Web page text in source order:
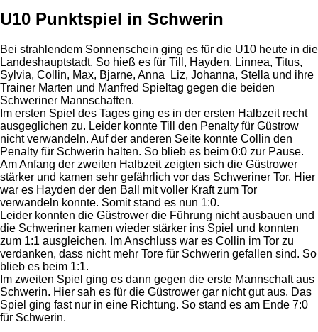
U10 Punktspiel in Schwerin
Bei strahlendem Sonnenschein ging es für die U10 heute in die
Landeshauptstadt. So hieß es für Till, Hayden, Linnea, Titus,
Sylvia, Collin, Max, Bjarne, Anna Liz, Johanna, Stella und ihre
Trainer Marten und Manfred Spieltag gegen die beiden
Schweriner Mannschaften.
Im ersten Spiel des Tages ging es in der ersten Halbzeit recht
ausgeglichen zu. Leider konnte Till den Penalty für Güstrow
nicht verwandeln. Auf der anderen Seite konnte Collin den
Penalty für Schwerin halten. So blieb es beim 0:0 zur Pause.
Am Anfang der zweiten Halbzeit zeigten sich die Güstrower
stärker und kamen sehr gefährlich vor das Schweriner Tor. Hier
war es Hayden der den Ball mit voller Kraft zum Tor
verwandeln konnte. Somit stand es nun 1:0.
Leider konnten die Güstrower die Führung nicht ausbauen und
die Schweriner kamen wieder stärker ins Spiel und konnten
zum 1:1 ausgleichen. Im Anschluss war es Collin im Tor zu
verdanken, dass nicht mehr Tore für Schwerin gefallen sind. So
blieb es beim 1:1.
Im zweiten Spiel ging es dann gegen die erste Mannschaft aus
Schwerin. Hier sah es für die Güstrower gar nicht gut aus. Das
Spiel ging fast nur in eine Richtung. So stand es am Ende 7:0
für Schwerin.